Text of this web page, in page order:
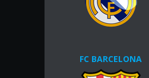
FC BARCELONA